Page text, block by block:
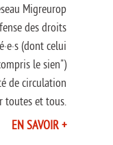
Migreurop
des droits
(dont celui
le sien")
de circulation
toutes et tous.
EN SAVOIR +